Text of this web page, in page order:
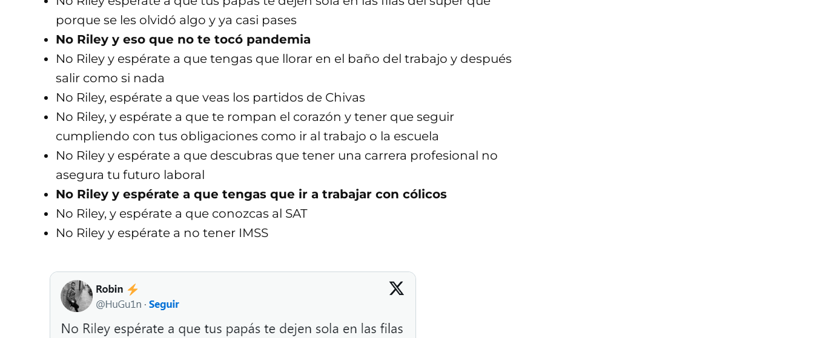
porque se les olvidó algo y ya casi pases
No Riley y eso que no te tocó pandemia
No Riley y espérate a que tengas que llorar en el baño del trabajo y después
salir como si nada
No Riley, espérate a que veas los partidos de Chivas
No Riley, y espérate a que te rompan el corazón y tener que seguir
cumpliendo con tus obligaciones como ir al trabajo o la escuela
No Riley y espérate a que descubras que tener una carrera profesional no
asegura tu futuro laboral
No Riley y espérate a que tengas que ir a trabajar con cólicos
No Riley, y espérate a que conozcas al SAT
No Riley y espérate a no tener IMSS